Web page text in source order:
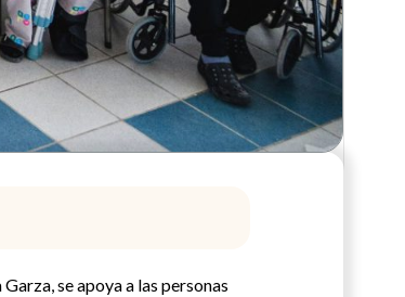
se apoya a las personas